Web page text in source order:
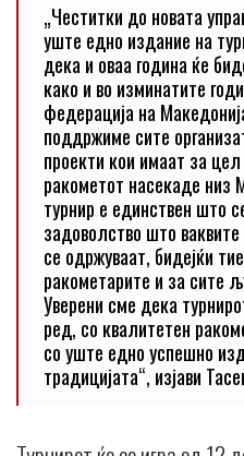
„Честитки до новата
уште едно издание на
дека и оваа година ќе
како и во изминатите
федерација на
поддржиме сите
проекти кои имаат за цел
ракометот насекаде низ
турнир е единствен што
задоволство што
се одржуваат, бидејќи
ракометарите и за сите
Уверени сме дека
ред, со квалитетен
со уште едно успешно
традицијата“, изјави